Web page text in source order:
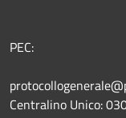
PEC:
Centralino Unico: